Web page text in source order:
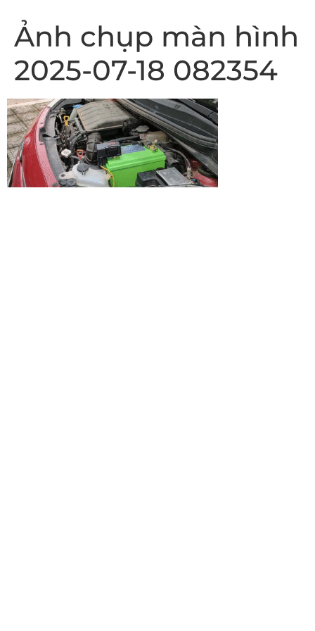
Ảnh chụp màn hình
2025-07-18 082354